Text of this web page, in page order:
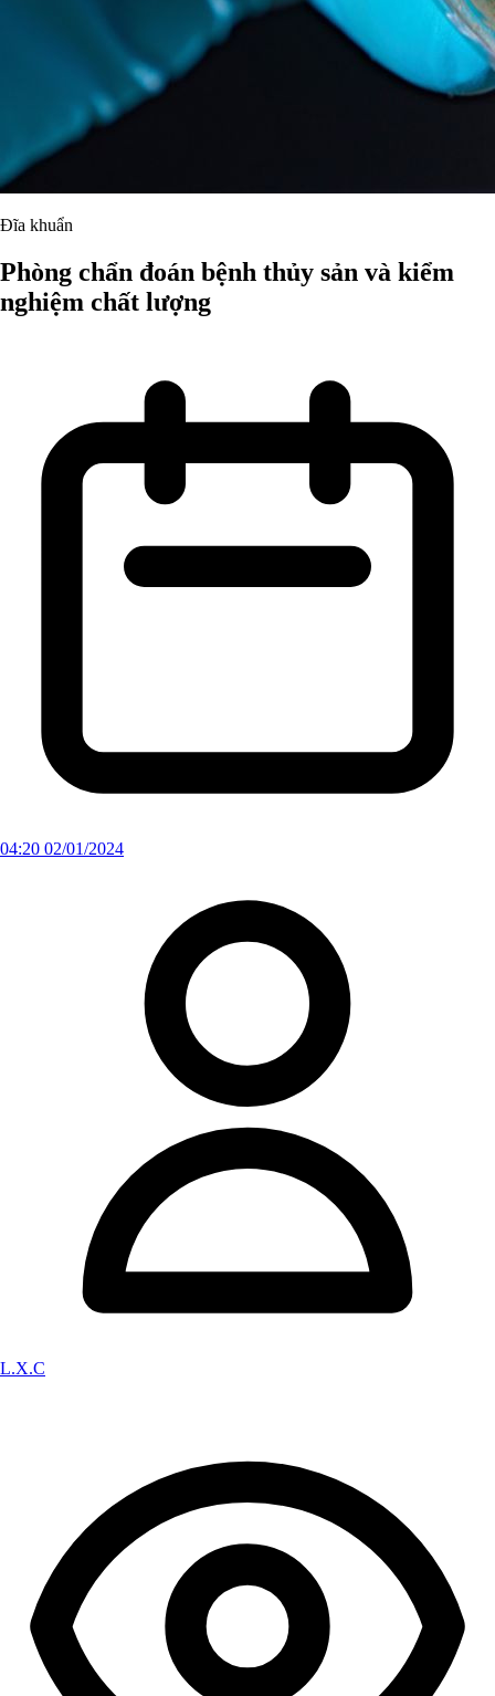
Đĩa khuẩn
Phòng chẩn đoán bệnh thủy sản và kiểm
nghiệm chất lượng
04:20 02/01/2024
L.X.C